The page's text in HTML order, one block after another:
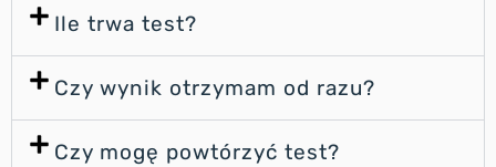
Ile trwa test?
Czy wynik otrzymam od razu?
Czy mogę powtórzyć test?